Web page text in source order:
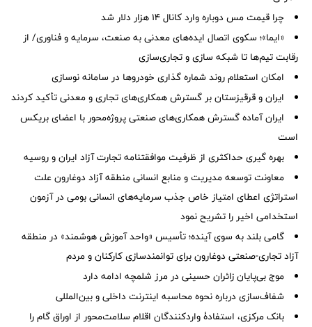
چرا قیمت مس دوباره وارد کانال ۱۴ هزار دلار شد
«ایما»؛ سکوی اتصال ایده‌های معدنی به صنعت، سرمایه و فناوری/ از
رقابت تیم‌ها تا شبکه سازی و تجاری‌سازی
امکان استعلام روند شماره گذاری خودروها در سامانه نوسازی
ایران و قرقیزستان بر گسترش همکاری‌های تجاری و معدنی تأکید کردند
ایران آماده گسترش همکاری‌های صنعتی پروژه‌محور با اعضای بریکس
است
بهره گیری حداکثری از ظرفیت موافقتنامه تجارت آزاد ایران و روسیه
معاونت توسعه مدیریت و منابع انسانی منطقه آزاد دوغارون علت
استراتژی اعطای امتیاز خاص جذب سرمایه‌های انسانی بومی در آزمون
استخدامی اخیر را تشریح نمود
گامی بلند به سوی آینده؛ تأسیس «واحد آموزش هوشمند» در منطقه
آزاد تجاری-صنعتی دوغارون برای توانمندسازی کارکنان و مردم
موج بی‌پایان زائران حسینی در مرز شلمچه ادامه دارد
شفاف‌سازی درباره نحوه محاسبه اینترنت داخلی و بین‌المللی
بانک مرکزی، استفادۀ واردکنندگان اقلام سلامت‌محور از اوراق گام را